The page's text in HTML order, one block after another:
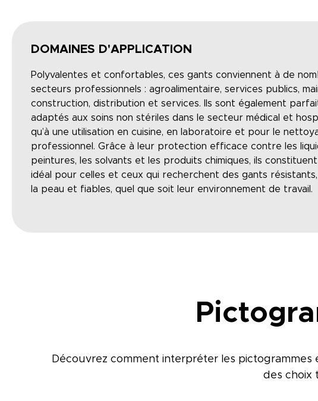
DOMAINES D'APPLICATION
Polyvalentes et confortables, ces gants conviennent à de
secteurs professionnels : agroalimentaire, services publics,
construction, distribution et services. Ils sont également
adaptés aux soins non stériles dans le secteur médical et
qu’à une utilisation en cuisine, en laboratoire et pour le
professionnel. Grâce à leur protection efficace contre les
peintures, les solvants et les produits chimiques, ils
idéal pour celles et ceux qui recherchent des gants
la peau et fiables, quel que soit leur environnement de travail.
Découvrez comment interpréter les
des choix